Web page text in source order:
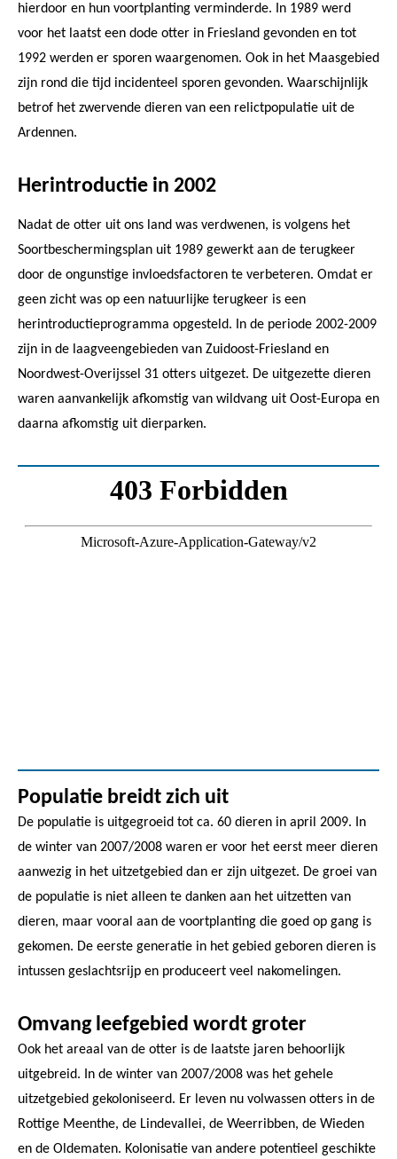
hierdoor en hun voortplanting verminderde. In 1989 werd
voor het laatst een dode otter in Friesland gevonden en tot
1992 werden er sporen waargenomen. Ook in het Maasgebied
zijn rond die tijd incidenteel sporen gevonden. Waarschijnlijk
betrof het zwervende dieren van een relictpopulatie uit de
Ardennen.
Herintroductie in 2002
Nadat de otter uit ons land was verdwenen, is volgens het
Soortbeschermingsplan uit 1989 gewerkt aan de terugkeer
door de ongunstige invloedsfactoren te verbeteren. Omdat er
geen zicht was op een natuurlijke terugkeer is een
herintroductieprogramma opgesteld. In de periode 2002-2009
zijn in de laagveengebieden van Zuidoost-Friesland en
Noordwest-Overijssel 31 otters uitgezet. De uitgezette dieren
waren aanvankelijk afkomstig van wildvang uit Oost-Europa en
daarna afkomstig uit dierparken.
Populatie breidt zich uit
De populatie is uitgegroeid tot ca. 60 dieren in april 2009. In
de winter van 2007/2008 waren er voor het eerst meer dieren
aanwezig in het uitzetgebied dan er zijn uitgezet. De groei van
de populatie is niet alleen te danken aan het uitzetten van
dieren, maar vooral aan de voortplanting die goed op gang is
gekomen. De eerste generatie in het gebied geboren dieren is
intussen geslachtsrijp en produceert veel nakomelingen.
Omvang leefgebied wordt groter
Ook het areaal van de otter is de laatste jaren behoorlijk
uitgebreid. In de winter van 2007/2008 was het gehele
uitzetgebied gekoloniseerd. Er leven nu volwassen otters in de
Rottige Meenthe, de Lindevallei, de Weerribben, de Wieden
en de Oldematen. Kolonisatie van andere potentieel geschikte